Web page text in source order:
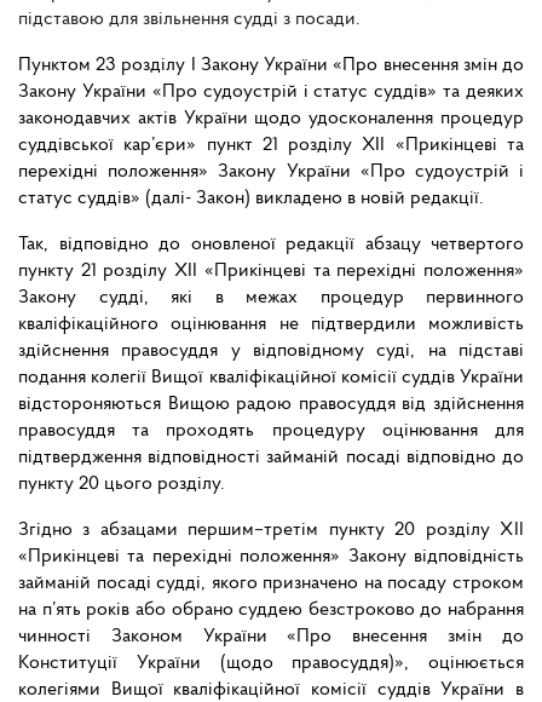
підставою для звільнення судді з посади.
Пунктом 23 розділу І Закону України «Про внесення змін до
Закону України «Про судоустрій і статус суддів» та деяких
законодавчих актів України щодо удосконалення процедур
суддівської кар’єри» пункт 21 розділу XII «Прикінцеві та
перехідні положення» Закону України «Про судоустрій і
статус суддів» (далі- Закон) викладено в новій редакції.
Так, відповідно до оновленої редакції абзацу четвертого
пункту 21 розділу XII «Прикінцеві та перехідні положення»
Закону судді, які в межах процедур первинного
кваліфікаційного оцінювання не підтвердили можливість
здійснення правосуддя у відповідному суді, на підставі
подання колегії Вищої кваліфікаційної комісії суддів України
відстороняються Вищою радою правосуддя від здійснення
правосуддя та проходять процедуру оцінювання для
підтвердження відповідності займаній посаді відповідно до
пункту 20 цього розділу.
Згідно з абзацами першим–третім пункту 20 розділу ХІІ
«Прикінцеві та перехідні положення» Закону відповідність
займаній посаді судді, якого призначено на посаду строком
на п’ять років або обрано суддею безстроково до набрання
чинності Законом України «Про внесення змін до
Конституції України (щодо правосуддя)», оцінюється
колегіями Вищої кваліфікаційної комісії суддів України в